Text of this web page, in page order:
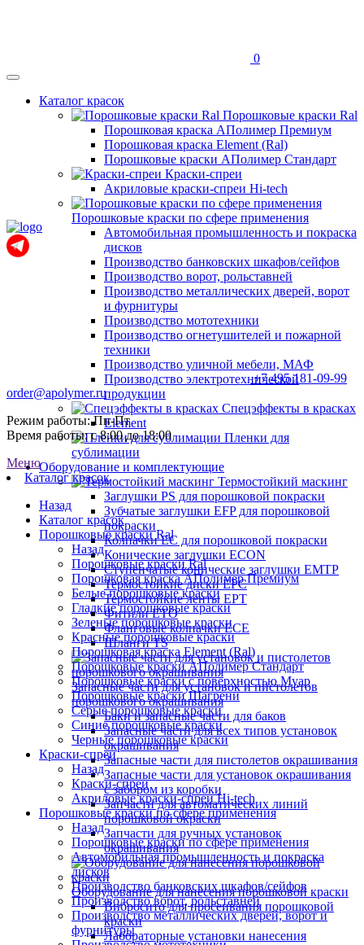
0
Каталог красок
Порошковые краски Ral
Порошковая краска АПолимер Премиум
Порошковая краска Element (Ral)
Порошковые краски АПолимер Стандарт
Краски-спреи
Акриловые краски-спреи Hi-tech
Порошковые краски по сфере применения
Автомобильная промышленность и покраска
дисков
Производство банковских шкафов/сейфов
Производство ворот, рольставней
Производство металлических дверей, ворот
и фурнитуры
Производство мототехники
Производство огнетушителей и пожарной
техники
Производство уличной мебели, МАФ
Производство электротехнической
продукции
Спецэффекты в красках
Element
Пленки для
сублимации
Оборудование и комплектующие
Термостойкий маскинг
Заглушки PS для порошковой покраски
Зубчатые заглушки EFP для порошковой
покраски
Колпачки ЕС для порошковой покраски
Конические заглушки ECON
Ступенчатые конические заглушки EMTP
Термостойкие диски EPC
Термостойкие ленты EPT
Фитили ETO
Фланговые колпачки ECE
Шланги TS
Запасные части для установок и пистолетов
порошкового окрашивания
Баки и запасные части для баков
Запасные части для всех типов установок
окрашивания
Запасные части для пистолетов окрашивания
Запасные части для установок окрашивания
с забором из коробки
Запчасти для автоматических линий
порошковой окраски
Запчасти для ручных установок
окрашивания
Оборудование для нанесения порошковой краски
Вибросито для просеивания порошковой
краски
Лабораторные установки нанесения
+7 495 181-09-99
order@apolymer.ru
Режим работы: Пн-Пт
Время работы: с 8:00 до 18:00
Меню
Каталог красок
Назад
Каталог красок
Порошковые краски Ral
Назад
Порошковые краски Ral
Порошковая краска АПолимер Премиум
Белые порошковые краски
Гладкие порошковые краски
Зеленые порошковые краски
Красные порошковые краски
Порошковая краска Element (Ral)
Порошковые краски АПолимер Стандарт
Порошковые краски с поверхностью Муар
Порошковые краски Шагрени
Серые порошковые краски
Синие порошковые краски
Черные порошковые краски
Краски-спреи
Назад
Краски-спреи
Акриловые краски-спреи Hi-tech
Порошковые краски по сфере применения
Назад
Порошковые краски по сфере применения
Автомобильная промышленность и покраска
дисков
Производство банковских шкафов/сейфов
Производство ворот, рольставней
Производство металлических дверей, ворот и
фурнитуры